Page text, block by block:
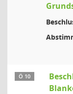
Ö 10